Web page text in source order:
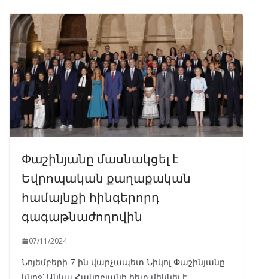
Փաշինյանը մասնակցել է
Եվրոպական քաղաքական
համայնքի հինգերորդ
գագաթնաժողովին
07/11/2024
Նոյեմբերի 7-ին վարչապետ Նիկոլ Փաշինյանը